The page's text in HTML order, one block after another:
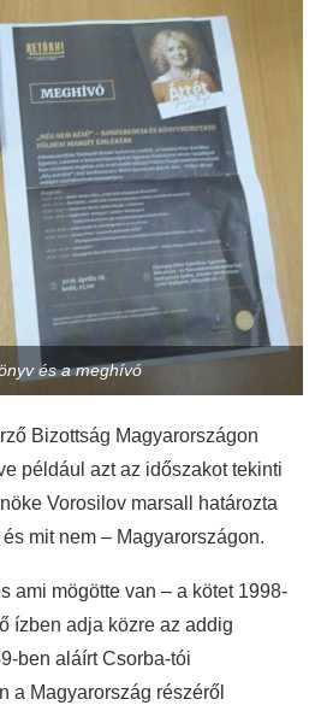
és a meghívó
Bizottság Magyarországon
például azt az időszakot tekinti
Vorosilov marsall határozta
mit nem – Magyarországon.
ami mögötte van – a kötet 1998-
ízben adja közre az addig
ben aláírt Csorba-tói
a Magyarország részéről